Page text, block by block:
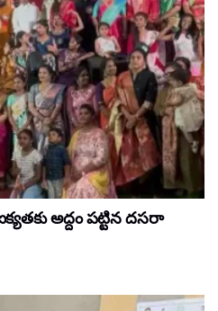
అద్దం పట్టిన దసరా